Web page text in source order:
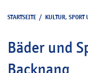
STARTSEITE / KULTUR,
Bäder und
Backnang